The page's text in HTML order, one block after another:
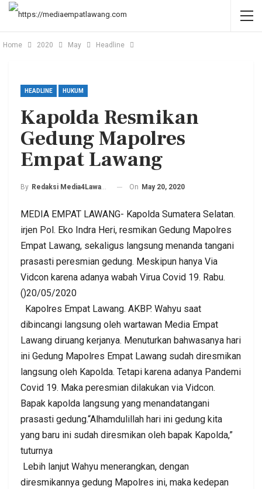
Home 2020 May Headline
HEADLINE HUKUM
Kapolda Resmikan
Gedung Mapolres
Empat Lawang
By Redaksi Media4Lawang On May 20, 2020
MEDIA EMPAT LAWANG- Kapolda Sumatera Selatan.
irjen Pol. Eko Indra Heri, resmikan Gedung Mapolres
Empat Lawang, sekaligus langsung menanda tangani
prasasti peresmian gedung. Meskipun hanya Via
Vidcon karena adanya wabah Virua Covid 19. Rabu.
()20/05/2020
Kapolres Empat Lawang. AKBP. Wahyu saat
dibincangi langsung oleh wartawan Media Empat
Lawang diruang kerjanya. Menuturkan bahwasanya hari
ini Gedung Mapolres Empat Lawang sudah diresmikan
langsung oleh Kapolda. Tetapi karena adanya Pandemi
Covid 19. Maka peresmian dilakukan via Vidcon.
Bapak kapolda langsung yang menandatangani
prasasti gedung.“Alhamdulillah hari ini gedung kita
yang baru ini sudah diresmikan oleh bapak Kapolda,”
tuturnya
Lebih lanjut Wahyu menerangkan, dengan
diresmikannya gedung Mapolres ini, maka kedepan